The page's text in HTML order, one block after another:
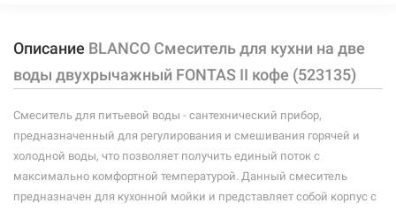
Артикул:226294
BLANCO Смеситель для кухни на две воды
двухрычажный FONTAS II жасмин (523132)
Размер картриджа:
Тип конструкции: на две воды
Тип смесителя (крана): двухрычажный
Материал корпуса смесителя (крана):
Описание BLANCO Смеситель для кухни на две
воды двухрычажный FONTAS II кофе (523135)
Смеситель для питьевой воды - сантехнический прибор,
предназначенный для регулирования и смешивания горячей и
холодной воды, что позволяет получить единый поток с
максимально комфортной температурой. Данный смеситель
предназначен для кухонной мойки и представляет собой корпус с